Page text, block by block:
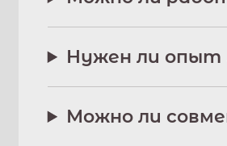
Нужен ли опыт
Можно ли